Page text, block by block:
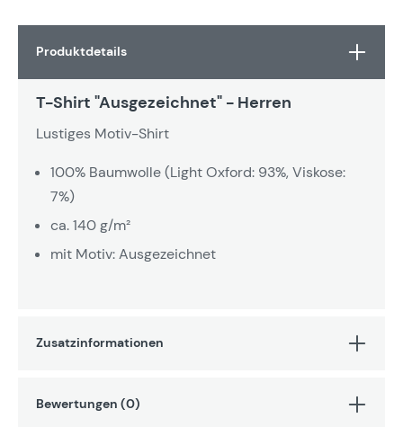
Produktdetails
T-Shirt "Ausgezeichnet" - Herren
Lustiges Motiv-Shirt
100% Baumwolle (Light Oxford: 93%, Viskose:
7%)
ca. 140 g/m²
mit Motiv: Ausgezeichnet
Zusatzinformationen
Bewertungen (0)